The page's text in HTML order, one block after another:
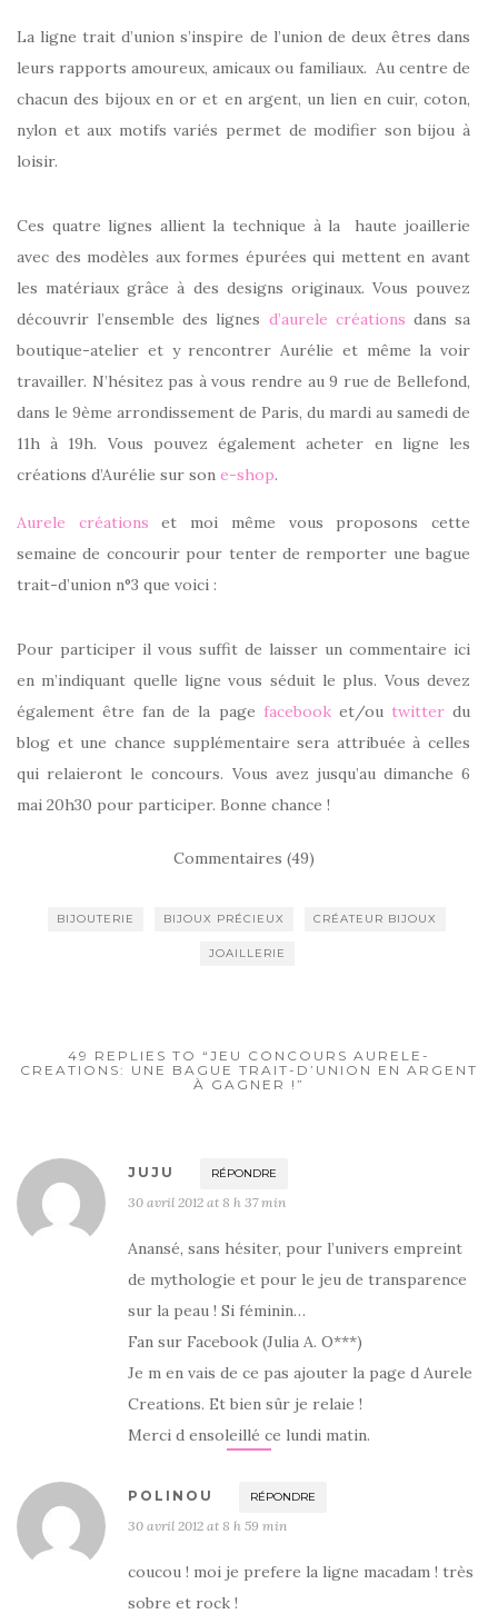
La ligne trait d’union s’inspire de l’union de deux êtres dans
leurs rapports amoureux, amicaux ou familiaux. Au centre de
chacun des bijoux en or et en argent, un lien en cuir, coton,
nylon et aux motifs variés permet de modifier son bijou à
loisir.
Ces quatre lignes allient la technique à la haute joaillerie
avec des modèles aux formes épurées qui mettent en avant
les matériaux grâce à des designs originaux. Vous pouvez
découvrir l’ensemble des lignes d’aurele créations dans sa
boutique-atelier et y rencontrer Aurélie et même la voir
travailler. N’hésitez pas à vous rendre au 9 rue de Bellefond,
dans le 9ème arrondissement de Paris, du mardi au samedi de
11h à 19h. Vous pouvez également acheter en ligne les
créations d’Aurélie sur son e-shop.
Aurele créations et moi même vous proposons cette
semaine de concourir pour tenter de remporter une bague
trait-d’union n°3 que voici :
Pour participer il vous suffit de laisser un commentaire ici
en m’indiquant quelle ligne vous séduit le plus. Vous devez
également être fan de la page facebooket/ou twitterdu
blog et une chance supplémentaire sera attribuée à celles
qui relaieront le concours. Vous avez jusqu’au dimanche 6
mai 20h30 pour participer. Bonne chance !
Commentaires (49)
BIJOUTERIE BIJOUX PRÉCIEUX CRÉATEUR BIJOUX
JOAILLERIE
49 REPLIES TO “JEU CONCOURS AURELE-
CREATIONS: UNE BAGUE TRAIT-D’UNION EN ARGENT
À GAGNER !”
JUJU RÉPONDRE
30 avril 2012 at 8 h 37 min
Anansé, sans hésiter, pour l’univers empreint
de mythologie et pour le jeu de transparence
sur la peau ! Si féminin…
Fan sur Facebook (Julia A. O***)
Je m en vais de ce pas ajouter la page d Aurele
Creations. Et bien sûr je relaie !
Merci d ensoleillé ce lundi matin.
POLINOU RÉPONDRE
30 avril 2012 at 8 h 59 min
coucou ! moi je prefere la ligne macadam ! très
sobre et rock !